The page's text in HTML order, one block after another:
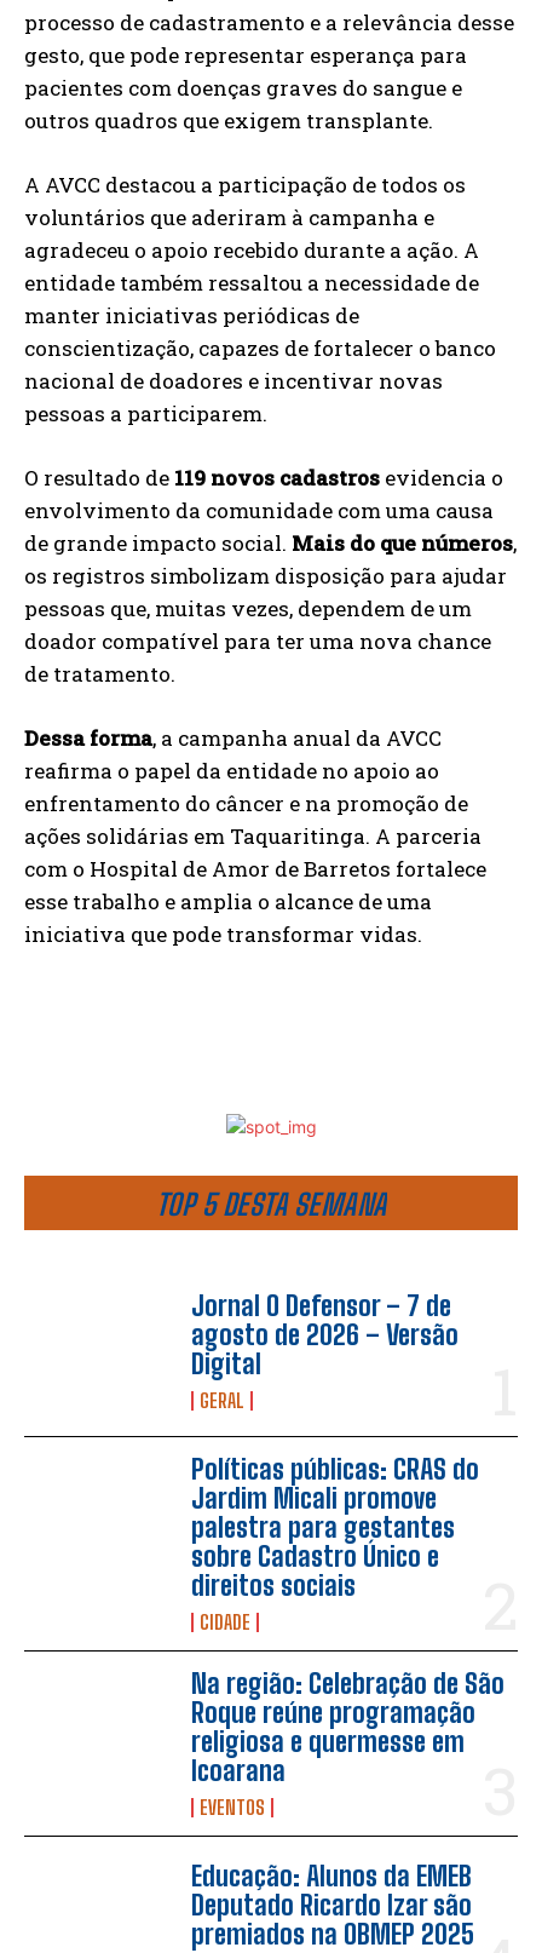
TOP 5 DESTA SEMANA
Jornal O Defensor – 7 de
agosto de 2026 – Versão
Digital
GERAL
Políticas públicas: CRAS do
Jardim Micali promove
palestra para gestantes
sobre Cadastro Único e
direitos sociais
CIDADE
Na região: Celebração de São
Roque reúne programação
religiosa e quermesse em
Icoarana
EVENTOS
Educação: Alunos da EMEB
Deputado Ricardo Izar são
premiados na OBMEP 2025
processo de cadastramento e a relevância desse
gesto, que pode representar esperança para
pacientes com doenças graves do sangue e
outros quadros que exigem transplante.
A AVCC destacou a participação de todos os
voluntários que aderiram à campanha e
agradeceu o apoio recebido durante a ação. A
entidade também ressaltou a necessidade de
manter iniciativas periódicas de
conscientização, capazes de fortalecer o banco
nacional de doadores e incentivar novas
pessoas a participarem.
O resultado de 119 novos cadastros evidencia o
envolvimento da comunidade com uma causa
de grande impacto social. Mais do que números,
os registros simbolizam disposição para ajudar
pessoas que, muitas vezes, dependem de um
doador compatível para ter uma nova chance
de tratamento.
Dessa forma, a campanha anual da AVCC
reafirma o papel da entidade no apoio ao
enfrentamento do câncer e na promoção de
ações solidárias em Taquaritinga. A parceria
com o Hospital de Amor de Barretos fortalece
esse trabalho e amplia o alcance de uma
iniciativa que pode transformar vidas.